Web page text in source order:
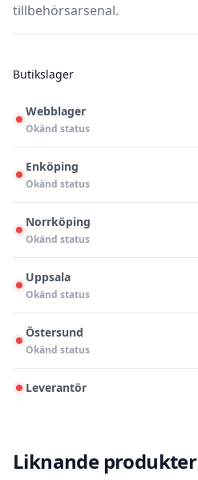
tillbehörsarsenal.
Butikslager
Webblager
Okänd status
Enköping
Okänd status
Norrköping
Okänd status
Uppsala
Okänd status
Östersund
Okänd status
Leverantör
Liknande produkter